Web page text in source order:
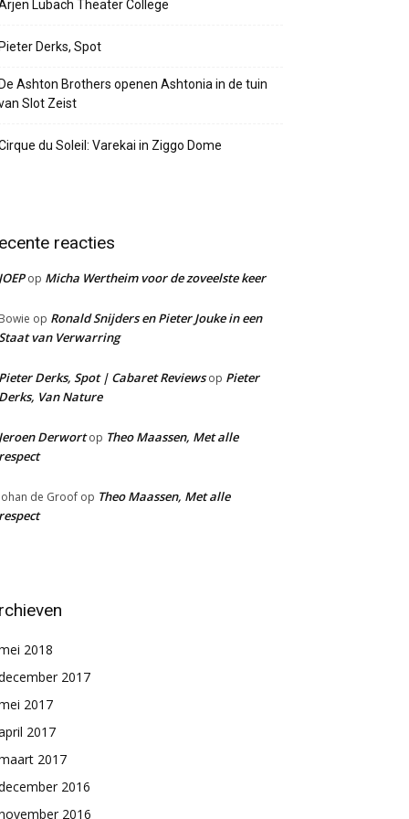
Lubach Theater College
Derks, Spot
Ashton Brothers openen Ashtonia in de tuin
Slot Zeist
du Soleil: Varekai in Ziggo Dome
reacties
op Micha Wertheim voor de zoveelste keer
op Ronald Snijders en Pieter Jouke in een
van Verwarring
Derks, Spot | Cabaret Reviewsop Pieter
Van Nature
Derwortop Theo Maassen, Met alle
de Groof op Theo Maassen, Met alle
2018
2017
2017
2017
2017
2016
2016